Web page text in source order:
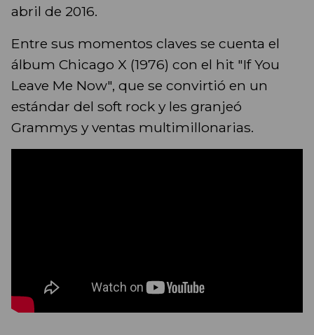
abril de 2016.
Entre sus momentos claves se cuenta el
álbum Chicago X (1976) con el hit "If You
Leave Me Now", que se convirtió en un
estándar del soft rock y les granjeó
Grammys y ventas multimillonarias.